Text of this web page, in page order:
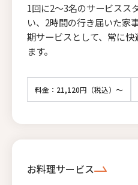
1回に2〜3名のサービスス
い、2時間の行き届いた家
期サービスとして、常に
ます。
料金：21,120円（税込）～
お料理サービス